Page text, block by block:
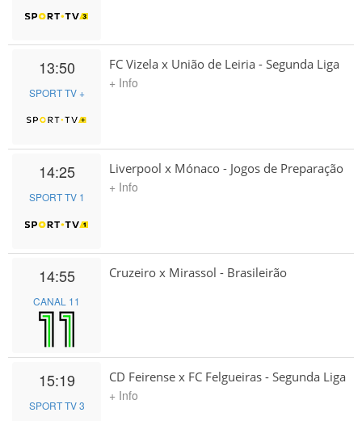
13:50
SPORT TV +
FC Vizela x União de Leiria - Segunda Liga
+ Info
14:25
SPORT TV 1
Liverpool x Mónaco - Jogos de Preparação
+ Info
14:55
CANAL 11
Cruzeiro x Mirassol - Brasileirão
15:19
SPORT TV 3
CD Feirense x FC Felgueiras - Segunda Liga
+ Info